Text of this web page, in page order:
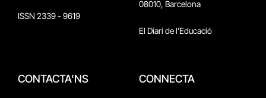
ISSN 2339 - 9619
08010, Barcelona
El Diari de l'Educació
CONTACTA'NS CONNECTA